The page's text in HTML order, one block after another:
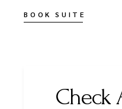
BOOK SUITE
Check